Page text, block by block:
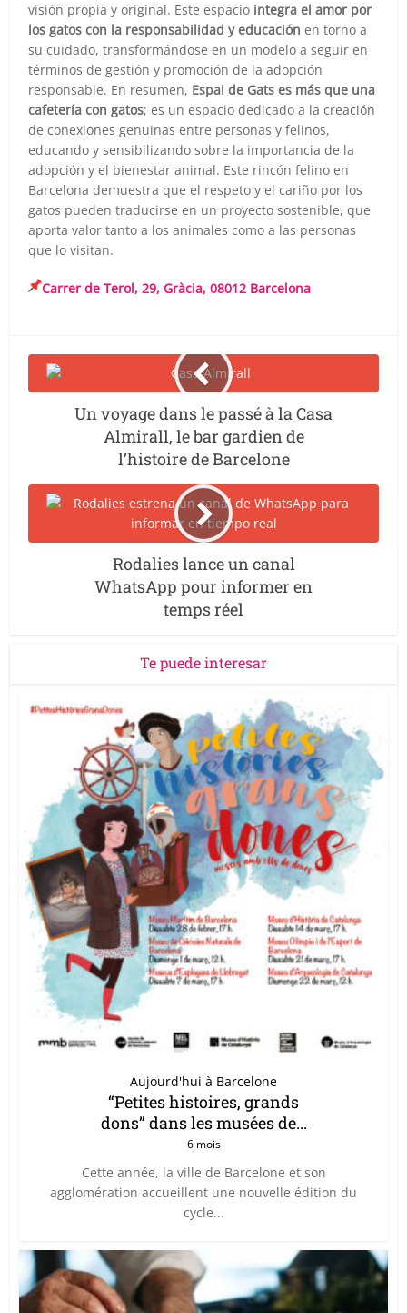
visión propia y original. Este espacio integra el amor por
los gatos con la responsabilidad y educación en torno a
su cuidado, transformándose en un modelo a seguir en
términos de gestión y promoción de la adopción
responsable. En resumen, Espai de Gats es más que una
cafetería con gatos; es un espacio dedicado a la creación
de conexiones genuinas entre personas y felinos,
educando y sensibilizando sobre la importancia de la
adopción y el bienestar animal. Este rincón felino en
Barcelona demuestra que el respeto y el cariño por los
gatos pueden traducirse en un proyecto sostenible, que
aporta valor tanto a los animales como a las personas
que lo visitan.
Carrer de Terol, 29, Gràcia, 08012 Barcelona
Un voyage dans le passé à la Casa
Almirall, le bar gardien de
l’histoire de Barcelone
Rodalies lance un canal
WhatsApp pour informer en
temps réel
Te puede interesar
Aujourd'hui à Barcelone
“Petites histoires, grands
dons” dans les musées de...
6 mois
Cette année, la ville de Barcelone et son
agglomération accueillent une nouvelle édition du
cycle...